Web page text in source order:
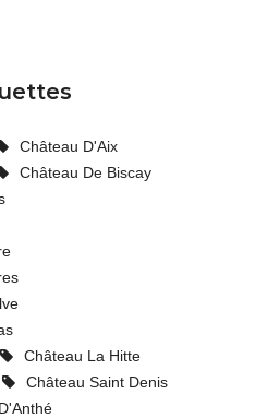
Château D'Aix
Château De Biscay
Château La Hitte
Château Saint Denis